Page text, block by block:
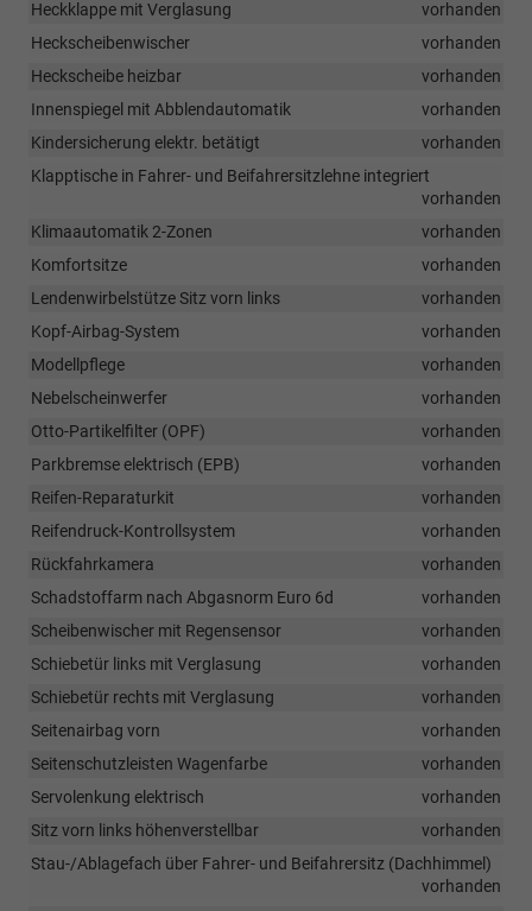
Heckklappe mit Verglasung
vorhanden
Heckscheibenwischer
vorhanden
Heckscheibe heizbar
vorhanden
Innenspiegel mit Abblendautomatik
vorhanden
Kindersicherung elektr. betätigt
vorhanden
Klapptische in Fahrer- und Beifahrersitzlehne integriert
vorhanden
Klimaautomatik 2-Zonen
vorhanden
Komfortsitze
vorhanden
Lendenwirbelstütze Sitz vorn links
vorhanden
Kopf-Airbag-System
vorhanden
Modellpflege
vorhanden
Nebelscheinwerfer
vorhanden
Otto-Partikelfilter (OPF)
vorhanden
Parkbremse elektrisch (EPB)
vorhanden
Reifen-Reparaturkit
vorhanden
Reifendruck-Kontrollsystem
vorhanden
Rückfahrkamera
vorhanden
Schadstoffarm nach Abgasnorm Euro 6d
vorhanden
Scheibenwischer mit Regensensor
vorhanden
Schiebetür links mit Verglasung
vorhanden
Schiebetür rechts mit Verglasung
vorhanden
Seitenairbag vorn
vorhanden
Seitenschutzleisten Wagenfarbe
vorhanden
Servolenkung elektrisch
vorhanden
Sitz vorn links höhenverstellbar
vorhanden
Stau-/Ablagefach über Fahrer- und Beifahrersitz (Dachhimmel)
vorhanden